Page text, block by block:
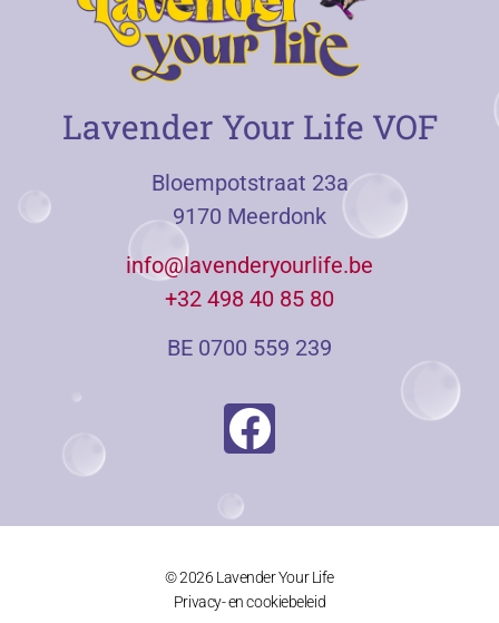
Lavender Your Life VOF
Bloempotstraat 23a
9170 Meerdonk
info@lavenderyourlife.be
+32 498 40 85 80
BE 0700 559 239
© 2026 Lavender Your Life
Privacy- en cookiebeleid